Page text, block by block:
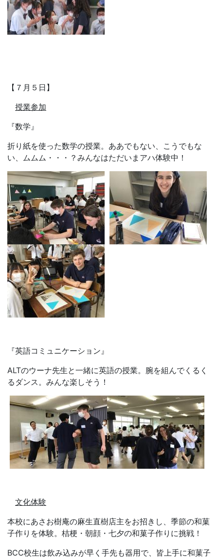
い、ムムム・・・？みんなはただいまアハ体験中！
『英語コミュニケーション』
ALTのウーナ先生と一緒に英語の授業。腕を組んでくるく
るダンス。みんな楽しそう！
文化体験
本校にあさお樹庵の麻生直樹店主をお招きし、季節の和菓
子作りを体験。桔梗・朝顔・七夕の和菓子作りに挑戦！
BCC校生は飲み込みが早く手先も器用で、皆上手に和菓子
を仕上げていました。店主の麻生さんからも日本人以上の
出来映えに、お褒めの言葉をいただきました。
最後にBCC校生に抹茶を飲む際の作法を教え、点てたお抹
茶と一緒においしく和菓子をいただきました。